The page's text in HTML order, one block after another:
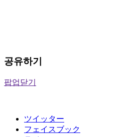
공유하기
팝업닫기
ツイッター
フェイスブック